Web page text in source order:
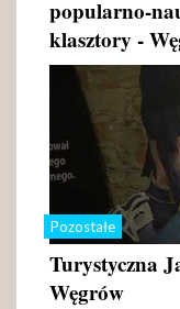
popularno-
klasztory -
Pozostałe
Turystyczna
Węgrów